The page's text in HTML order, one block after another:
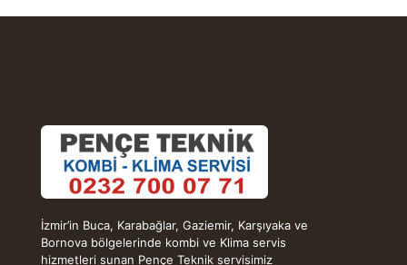
İzmir’in Buca, Karabağlar, Gaziemir, Karşıyaka ve
Bornova bölgelerinde kombi ve Klima servis
hizmetleri sunan Pençe Teknik servisimiz